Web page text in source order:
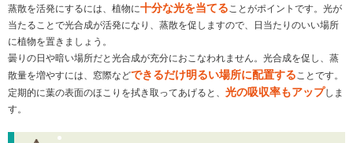
蒸散を活発にするには、植物に十分な光を当てることがポイントです。光が
当たることで光合成が活発になり、蒸散を促しますので、日当たりのいい場所
に植物を置きましょう。
曇りの日や暗い場所だと光合成が充分におこなわれません。光合成を促し、蒸
散量を増やすには、窓際などできるだけ明るい場所に配置することです。
定期的に葉の表面のほこりを拭き取ってあげると、 光の吸収率もアップしま
す。